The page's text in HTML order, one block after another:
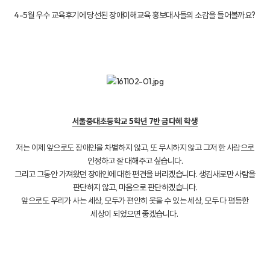
4-5월 우수 교육후기에 당선된 장애이해교육 홍보대사들의 소감을 들어볼까요?
서울중대초등학교 5학년 7반 금다혜 학생
저는 이제 앞으로도 장애인을 차별하지 않고, 또 무시하지 않고 그저 한 사람으로
인정하고 잘 대해주고 싶습니다.
그리고 그동안 가져왔던 장애인에 대한 편견을 버리겠습니다. 생김새로만 사람을
판단하지 않고, 마음으로 판단하겠습니다.
앞으로도 우리가 사는 세상, 모두가 편안히 웃을 수 있는 세상, 모두 다 평등한
세상이 되었으면 좋겠습니다.